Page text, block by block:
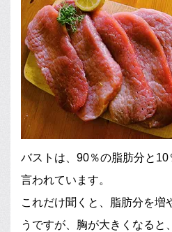
バストは、90％の脂肪分と10
言われています。
これだけ聞くと、脂肪分を増
うですが、胸が大きくなると